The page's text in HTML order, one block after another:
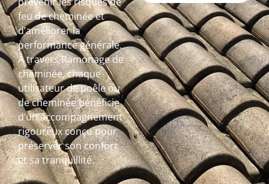
feu de cheminée et
d’améliorer la
performance générale.
À travers Ramonage de
cheminée, chaque
utilisateur de poêle ou
de cheminée bénéficie
d’un accompagnement
rigoureux conçu pour
préserver son confort
et sa tranquillité.